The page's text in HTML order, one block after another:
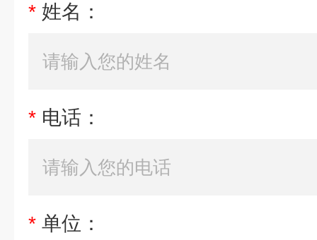
* 姓名：
* 电话：
* 单位：